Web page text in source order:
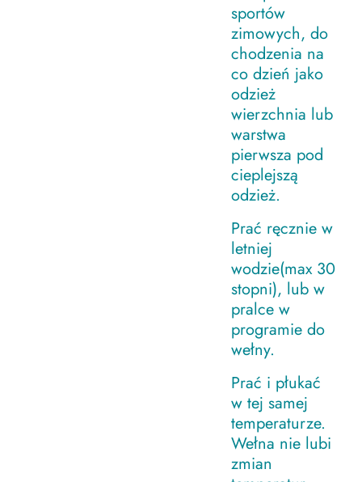
sportów
zimowych, do
chodzenia na
co dzień jako
odzież
wierzchnia lub
warstwa
pierwsza pod
cieplejszą
odzież.
Prać ręcznie w
letniej
wodzie(max 30
stopni), lub w
pralce w
programie do
wełny.
Prać i płukać
w tej samej
temperaturze.
Wełna nie lubi
zmian